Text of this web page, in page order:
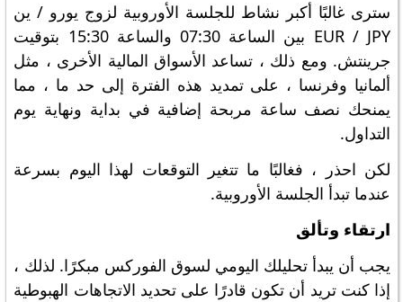
سترى غالبًا أكبر نشاط للجلسة الأوروبية لزوج يورو / ين
EUR / JPY بين الساعة 07:30 والساعة 15:30 بتوقيت
جرينتش. ومع ذلك ، تساعد الأسواق المالية الأخرى ، مثل
ألمانيا وفرنسا ، على تمديد هذه الفترة إلى حد ما ، مما
يمنحك نصف ساعة مربحة إضافية في بداية ونهاية يوم
التداول.
لكن احذر ، فغالبًا ما تتغير التوقعات لهذا اليوم بسرعة
عندما تبدأ الجلسة الأوروبية.
ارتقاء وتألق
يجب أن يبدأ تحليلك اليومي لسوق الفوركس مبكرًا. لذلك ،
إذا كنت تريد أن تكون قادرًا على تحديد الاتجاهات الهبوطية